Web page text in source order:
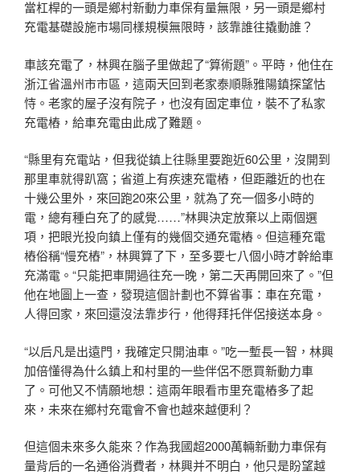
當杠桿的一頭是鄉村新動力車保有量無限，另一頭是鄉村
充電基礎設施市場同樣規模無限時，該靠誰往撬動誰？
車該充電了，林興在腦子里做起了“算術題”。平時，他住在
浙江省溫州市市區，這兩天回到老家泰順縣雅陽鎮探望怙
恃。老家的屋子沒有院子，也沒有固定車位，裝不了私家
充電樁，給車充電由此成了難題。
“縣里有充電站，但我從鎮上往縣里要跑近60公里，沒開到
那里車就得趴窩；省道上有疾速充電樁，但距離近的也在
十幾公里外，來回跑20來公里，就為了充一個多小時的
電，總有種白充了的感覺……”林興決定放棄以上兩個選
項，把眼光投向鎮上僅有的幾個交通充電樁。但這種充電
樁俗稱“慢充樁”，林興算了下，至多要七八個小時才幹給車
充滿電。“只能把車開過往充一晚，第二天再開回來了。”但
他在地圖上一查，發現這個計劃也不算省事：車在充電，
人得回家，來回還沒法靠步行，他得拜托伴侶接送本身。
“以后凡是出遠門，我確定只開油車。”吃一塹長一智，林興
加倍懂得為什么鎮上和村里的一些伴侶不愿買新動力車
了。可他又不情願地想：這兩年眼看市里充電樁多了起
來，未來在鄉村充電會不會也越來越便利？
但這個未來多久能來？作為我國超2000萬輛新動力車保有
量背后的一名通俗消費者，林興并不明白，他只是盼望越